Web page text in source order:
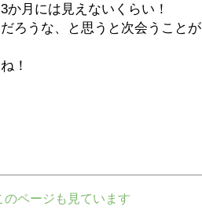
月には見えないくらい！
ろうな、と思うと次会うこと
！
ページも見ています